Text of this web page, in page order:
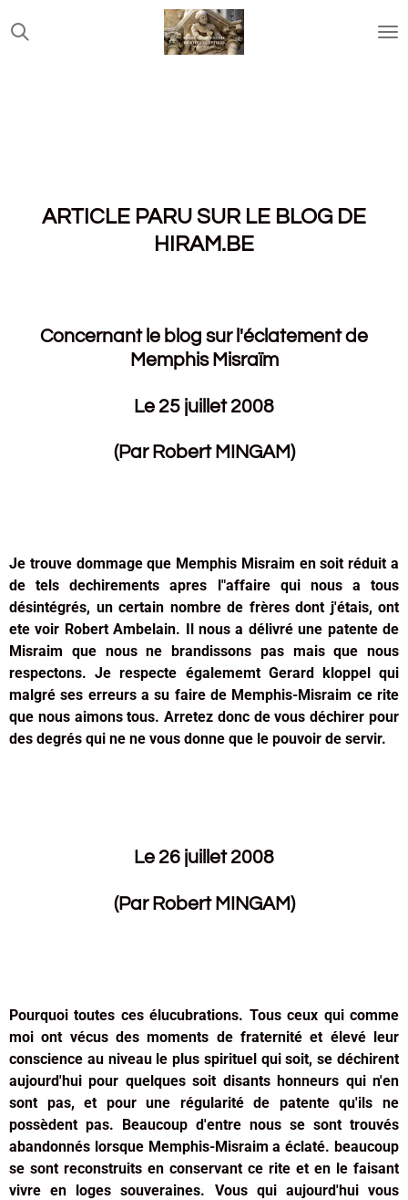
Passer
au
ARTICLE PARU SUR LE BLOG DE
HIRAM.BE
Concernant le blog sur l'éclatement de
Memphis Misraïm
Le 25 juillet 2008
(Par Robert MINGAM)
Je trouve dommage que Memphis Misraim en soit réduit a
de tels dechirements apres l"affaire qui nous a tous
désintégrés, un certain nombre de frères dont j'étais, ont
ete voir Robert Ambelain. Il nous a délivré une patente de
Misraim que nous ne brandissons pas mais que nous
respectons. Je respecte égalememt Gerard kloppel qui
malgré ses erreurs a su faire de Memphis-Misraim ce rite
que nous aimons tous. Arretez donc de vous déchirer pour
des degrés qui ne ne vous donne que le pouvoir de servir.
Le 26 juillet 2008
(Par Robert MINGAM)
Pourquoi toutes ces élucubrations. Tous ceux qui comme
moi ont vécus des moments de fraternité et élevé leur
conscience au niveau le plus spirituel qui soit, se déchirent
aujourd'hui pour quelques soit disants honneurs qui n'en
sont pas, et pour une régularité de patente qu'ils ne
possèdent pas. Beaucoup d'entre nous se sont trouvés
abandonnés lorsque Memphis-Misraim a éclaté. beaucoup
se sont reconstruits en conservant ce rite et en le faisant
vivre en loges souveraines. Vous qui aujourd'hui vous